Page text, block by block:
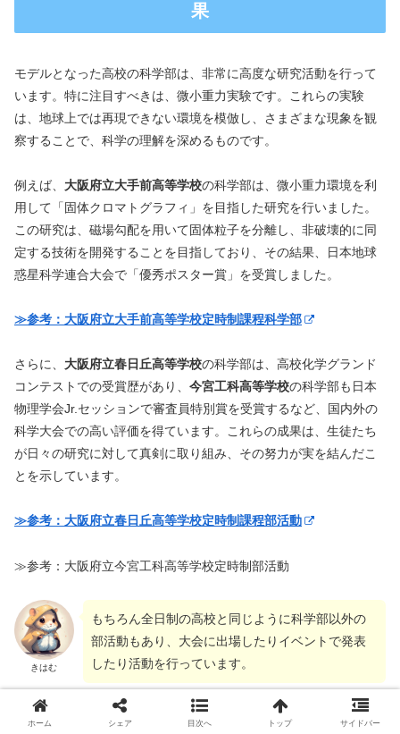
果
モデルとなった高校の科学部は、非常に高度な研究活動を行って
います。特に注目すべきは、微小重力実験です。これらの実験
は、地球上では再現できない環境を模倣し、さまざまな現象を観
察することで、科学の理解を深めるものです。
例えば、 大阪府立大手前高等学校の科学部は、微小重力環境を利
用して「固体クロマトグラフィ」を目指した研究を行いました。
この研究は、磁場勾配を用いて固体粒子を分離し、非破壊的に同
定する技術を開発することを目指しており、その結果、日本地球
惑星科学連合大会で「優秀ポスター賞」を受賞しました。
≫参考：大阪府立大手前高等学校定時制課程科学部
さらに、 大阪府立春日丘高等学校の科学部は、高校化学グランド
コンテストでの受賞歴があり、 今宮工科高等学校の科学部も日本
物理学会Jr.セッションで審査員特別賞を受賞するなど、国内外の
科学大会での高い評価を得ています。これらの成果は、生徒たち
が日々の研究に対して真剣に取り組み、その努力が実を結んだこ
とを示しています。
≫参考：大阪府立春日丘高等学校定時制課程部活動
≫参考：大阪府立今宮工科高等学校定時制部活動
きはむ
もちろん全日制の高校と同じように科学部以外の
部活動もあり、大会に出場したりイベントで発表
したり活動を行っています。
≫【初回登録でお得】宙わたる教室を読む
ホーム シェア 目次へ トップ サイドバー